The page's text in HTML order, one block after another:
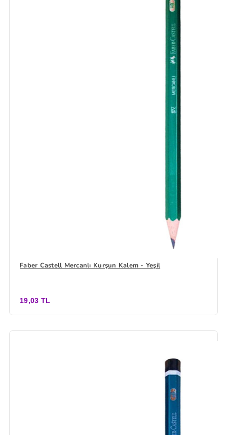
Faber Castell Mercanlı Kurşun Kalem - Yeşil
19,03 TL